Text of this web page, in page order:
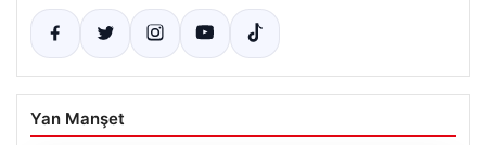
Yan Manşet